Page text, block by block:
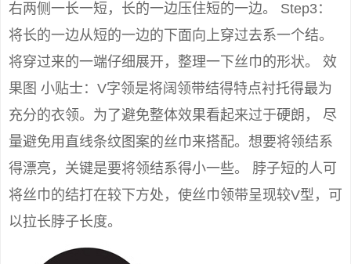
右两侧一长一短，长的一边压住短的一边。 Step3：
将长的一边从短的一边的下面向上穿过去系一个结。
将穿过来的一端仔细展开，整理一下丝巾的形状。 效
果图 小贴士：V字领是将阔领带结得特点衬托得最为
充分的衣领。为了避免整体效果看起来过于硬朗， 尽
量避免用直线条纹图案的丝巾来搭配。想要将领结系
得漂亮，关键是要将领结系得小一些。 脖子短的人可
将丝巾的结打在较下方处，使丝巾领带呈现较V型，可
以拉长脖子长度。